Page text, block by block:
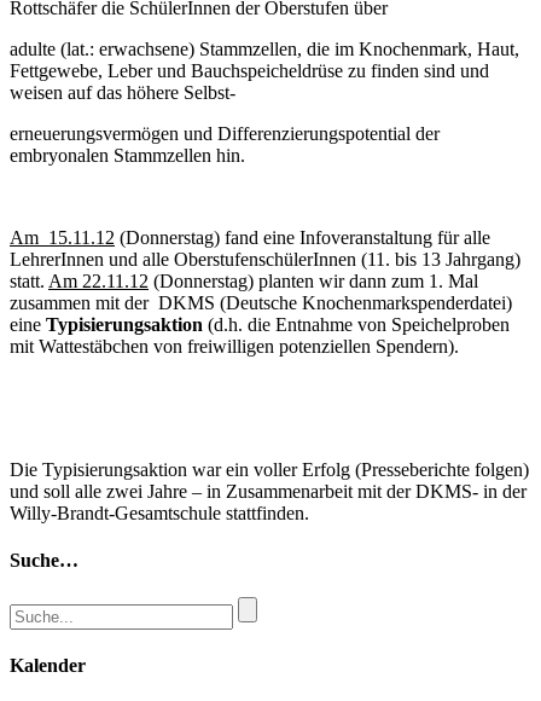
Rottschäfer die SchülerInnen der Oberstufen über
adulte (lat.: erwachsene) Stammzellen, die im Knochenmark, Haut,
Fettgewebe, Leber und Bauchspeicheldrüse zu finden sind und
weisen auf das höhere Selbst-
erneuerungsvermögen und Differenzierungspotential der
embryonalen Stammzellen hin.
Am 15.11.12 (Donnerstag) fand eine Infoveranstaltung für alle
LehrerInnen und alle OberstufenschülerInnen (11. bis 13 Jahrgang)
statt. Am 22.11.12 (Donnerstag) planten wir dann zum 1. Mal
zusammen mit der DKMS (Deutsche Knochenmarkspenderdatei)
eine Typisierungsaktion (d.h. die Entnahme von Speichelproben
mit Wattestäbchen von freiwilligen potenziellen Spendern).
Die Typisierungsaktion war ein voller Erfolg (Presseberichte folgen)
und soll alle zwei Jahre – in Zusammenarbeit mit der DKMS- in der
Willy-Brandt-Gesamtschule stattfinden.
Suche…
Kalender